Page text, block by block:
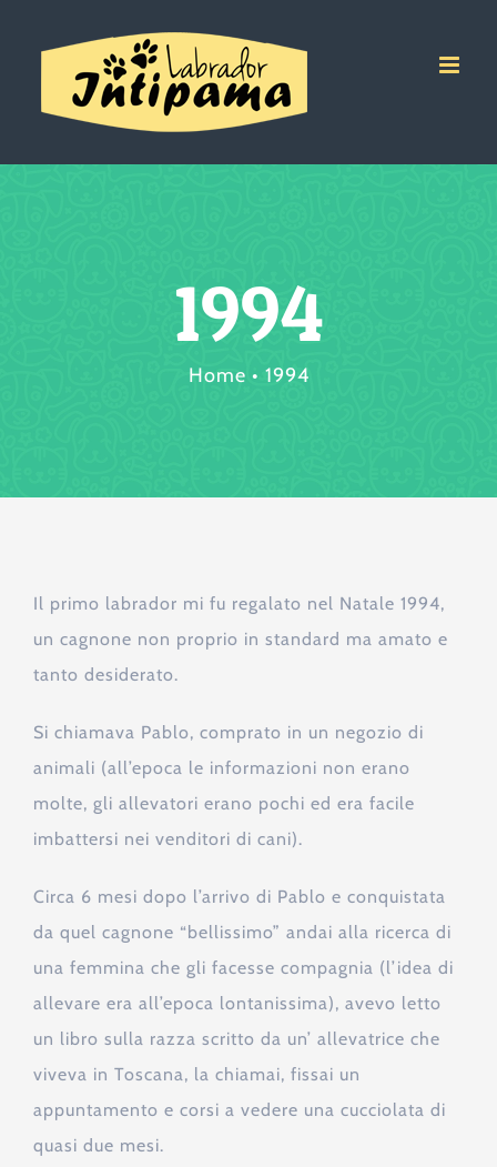
contenuto
1994
Home 1994
Il primo labrador mi fu regalato nel Natale 1994,
un cagnone non proprio in standard ma amato e
tanto desiderato.
Si chiamava Pablo, comprato in un negozio di
animali (all’epoca le informazioni non erano
molte, gli allevatori erano pochi ed era facile
imbattersi nei venditori di cani).
Circa 6 mesi dopo l’arrivo di Pablo e conquistata
da quel cagnone “bellissimo” andai alla ricerca di
una femmina che gli facesse compagnia (l’idea di
allevare era all’epoca lontanissima), avevo letto
un libro sulla razza scritto da un’ allevatrice che
viveva in Toscana, la chiamai, fissai un
appuntamento e corsi a vedere una cucciolata di
quasi due mesi.